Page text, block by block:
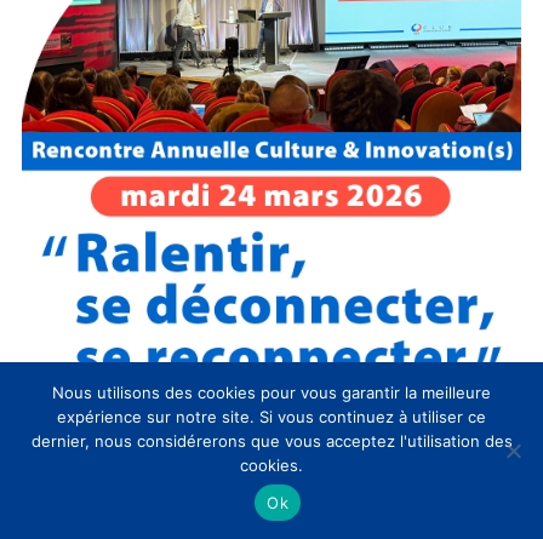
Évènements CLIC à venir
Nous utilisons des cookies pour vous garantir la meilleure
expérience sur notre site. Si vous continuez à utiliser ce
dernier, nous considérerons que vous acceptez l'utilisation des
cookies.
Ok